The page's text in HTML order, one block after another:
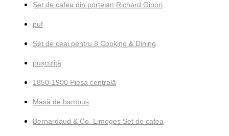
Set de cafea din porțelan Richard Ginori
puf
Set de ceai pentru 8 Cooking & Dining
pușculiță
1850-1900 Piesa centrală
Masă de bambus
Bernardaud & Co. Limoges Set de cafea